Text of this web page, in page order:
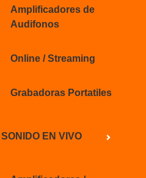
Amplificadores de
Audifonos
Online / Streaming
Grabadoras Portatiles
SONIDO EN VIVO